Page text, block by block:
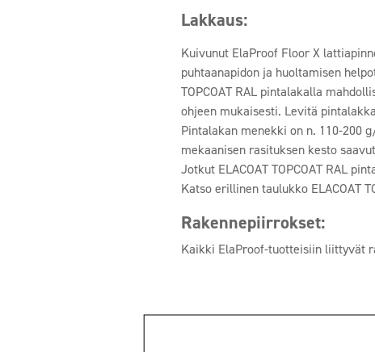
Lakkaus:
Kuivunut ElaProof Floor X
puhtaanapidon ja huoltamisen
TOPCOAT RAL pintalakalla
ohjeen mukaisesti. Levitä
Pintalakan menekki on n. 110-200
mekaanisen rasituksen kesto
Jotkut ELACOAT TOPCOAT RAL
Katso erillinen taulukko ELACOAT
Rakennepiirrokset:
Kaikki ElaProof-tuotteisiin liittyvät